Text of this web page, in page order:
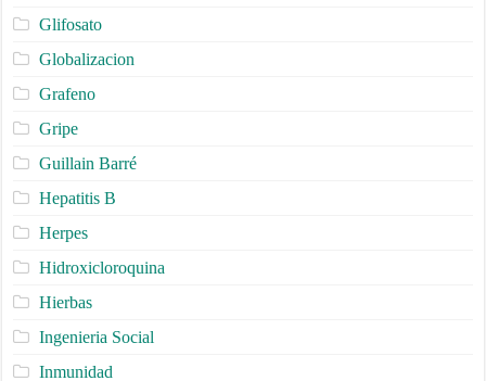
Glifosato
Globalizacion
Grafeno
Gripe
Guillain Barré
Hepatitis B
Herpes
Hidroxicloroquina
Hierbas
Ingenieria Social
Inmunidad